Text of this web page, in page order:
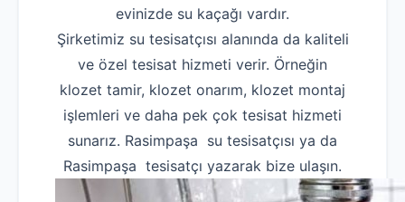
evinizde su kaçağı vardır.
Şirketimiz su tesisatçısı alanında da kaliteli
ve özel tesisat hizmeti verir. Örneğin
klozet tamir, klozet onarım, klozet montaj
işlemleri ve daha pek çok tesisat hizmeti
sunarız. Rasimpaşa su tesisatçısı ya da
Rasimpaşa tesisatçı yazarak bize ulaşın.